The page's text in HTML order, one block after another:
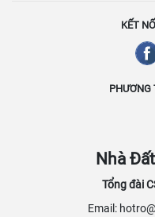
KẾT
PHƯƠNG
Nhà
Tổng đài
Email: